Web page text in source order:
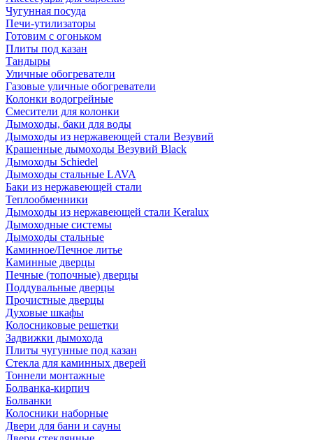
Чугунная посуда
Печи-утилизаторы
Готовим с огоньком
Плиты под казан
Тандыры
Уличные обогреватели
Газовые уличные обогреватели
Колонки водогрейные
Смесители для колонки
Дымоходы, баки для воды
Дымоходы из нержавеющей стали Везувий
Крашенные дымоходы Везувий Black
Дымоходы Schiedel
Дымоходы стальные LAVA
Баки из нержавеющей стали
Теплообменники
Дымоходы из нержавеющей стали Keralux
Дымоходные системы
Дымоходы стальные
Каминное/Печное литье
Каминные дверцы
Печные (топочные) дверцы
Поддувальные дверцы
Прочистные дверцы
Духовые шкафы
Колосниковые решетки
Задвижки дымохода
Плиты чугунные под казан
Стекла для каминных дверей
Тоннели монтажные
Болванка-кирпич
Болванки
Колосники наборные
Двери для бани и сауны